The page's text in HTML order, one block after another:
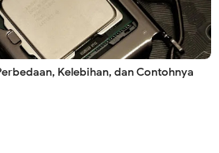
Kelebihan, dan Contohnya